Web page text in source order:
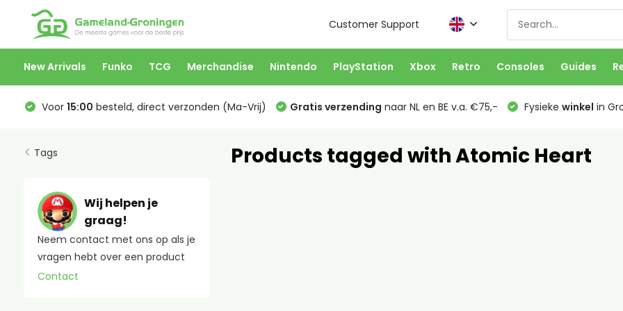
Customer Support
New Arrivals Funko TCG Merchandise Nintendo PlayStation Xbox Retro Consoles Guides
Voor 15:00 besteld, direct verzonden (Ma-Vrij) Gratis verzending naar NL en BE v.a. €75,- Fysieke winkel in
Tags
Wij helpen je
graag!
Neem contact met ons op als je
vragen hebt over een product
Contact
Products tagged with Atomic Heart